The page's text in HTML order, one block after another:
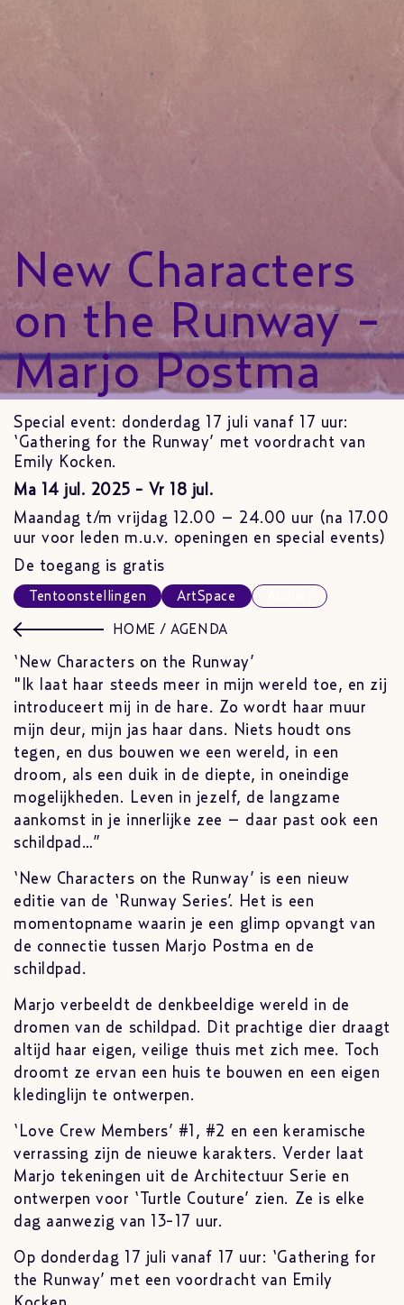
New Characters
on the Runway -
Marjo Postma
Special event: donderdag 17 juli vanaf 17 uur:
‘Gathering for the Runway’ met voordracht van
Emily Kocken.
Ma 14 jul. 2025 - Vr 18 jul.
Maandag t/m vrijdag 12.00 – 24.00 uur (na 17.00
uur voor leden m.u.v. openingen en special events)
De toegang is gratis
Tentoonstellingen ArtSpace
HOME / AGENDA
‘New Characters on the Runway’
"Ik laat haar steeds meer in mijn wereld toe, en zij
introduceert mij in de hare. Zo wordt haar muur
mijn deur, mijn jas haar dans. Niets houdt ons
tegen, en dus bouwen we een wereld, in een
droom, als een duik in de diepte, in oneindige
mogelijkheden. Leven in jezelf, de langzame
aankomst in je innerlijke zee – daar past ook een
schildpad…”
‘New Characters on the Runway’ is een nieuw
editie van de ‘Runway Series’. Het is een
momentopname waarin je een glimp opvangt van
de connectie tussen Marjo Postma en de
schildpad.
Marjo verbeeldt de denkbeeldige wereld in de
dromen van de schildpad. Dit prachtige dier draagt
​​altijd haar eigen, veilige thuis met zich mee. Toch
droomt ze ervan een huis te bouwen en een eigen
kledinglijn te ontwerpen.
‘Love Crew Members’ #1, #2 en een keramische
verrassing zijn de nieuwe karakters. Verder laat
Marjo tekeningen uit de Architectuur Serie en
ontwerpen voor ‘Turtle Couture’ zien. Ze is elke
dag aanwezig van 13-17 uur.
Op donderdag 17 juli vanaf 17 uur: ‘Gathering for
the Runway’ met een voordracht van Emily